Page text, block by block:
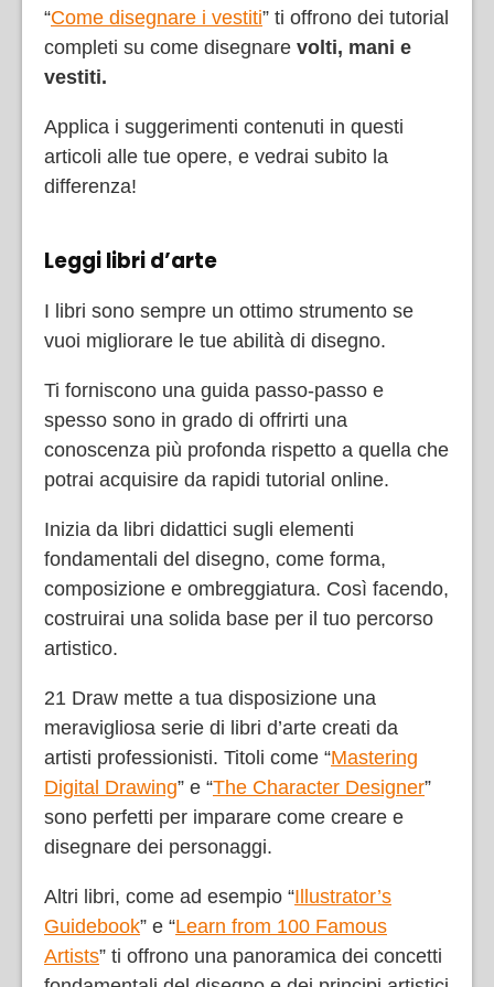
“Come disegnare i vestiti” ti offrono dei tutorial
completi su come disegnare volti, mani e
vestiti.
Applica i suggerimenti contenuti in questi
articoli alle tue opere, e vedrai subito la
differenza!
Leggi libri d’arte
I libri sono sempre un ottimo strumento se
vuoi migliorare le tue abilità di disegno.
Ti forniscono una guida passo-passo e
spesso sono in grado di offrirti una
conoscenza più profonda rispetto a quella che
potrai acquisire da rapidi tutorial online.
Inizia da libri didattici sugli elementi
fondamentali del disegno, come forma,
composizione e ombreggiatura. Così facendo,
costruirai una solida base per il tuo percorso
artistico.
21 Draw mette a tua disposizione una
meravigliosa serie di libri d’arte creati da
artisti professionisti. Titoli come “Mastering
Digital Drawing” e “The Character Designer”
sono perfetti per imparare come creare e
disegnare dei personaggi.
Altri libri, come ad esempio “Illustrator’s
Guidebook” e “Learn from 100 Famous
Artists” ti offrono una panoramica dei concetti